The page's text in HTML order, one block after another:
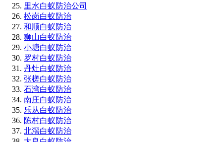
里水白蚁防治公司
松岗白蚁防治
和顺白蚁防治
狮山白蚁防治
小塘白蚁防治
罗村白蚁防治
丹灶白蚁防治
张槎白蚁防治
石湾白蚁防治
南庄白蚁防治
乐从白蚁防治
陈村白蚁防治
北滘白蚁防治